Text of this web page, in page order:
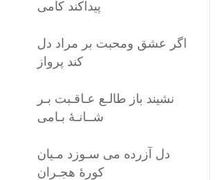
پیداکند کامی
اگر عشق ومحبت بر مراد دل
کند پرواز
نشیند باز طالـع عـاقـبت بـر
شــانـۀ بـامی
دل آزرده می سـوزد مـیان
کورۀ هجـران